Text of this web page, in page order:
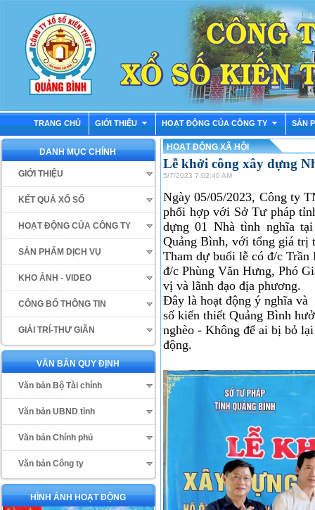
TRANG CHỦ GIỚI THIỆU HOẠT ĐỘNG CỦA CÔNG TY SẢN
DANH MỤC CHÍNH
GIỚI THIỆU
KẾT QUẢ XỔ SỐ
HOẠT ĐỘNG CỦA CÔNG TY
SẢN PHẨM DỊCH VỤ
KHO ẢNH - VIDEO
CÔNG BỐ THÔNG TIN
GIẢI TRÍ-THƯ GIÃN
VĂN BẢN QUY ĐỊNH
Văn bản Bộ Tài chính
Văn bản UBND tỉnh
Văn bản Chính phủ
Văn bản Công ty
HÌNH ẢNH HOẠT ĐỘNG
HOẠT ĐỘNG XÃ HỘI
Lễ khởi công xây dựng
5/7/2023 7:02:40 AM
Ngày 05/05/2023, Công ty
phối hợp với Sở Tư pháp
dựng 01 Nhà tình nghĩa
Quảng Bình, với tổng giá trị
Tham dự buổi lễ có đ/c
đ/c Phùng Văn Hưng, Phó
vị và lãnh đạo địa phương.
Đây là hoạt động ý nghĩa và
số kiến thiết Quảng Bình
nghèo - Không để ai bị bỏ
động.